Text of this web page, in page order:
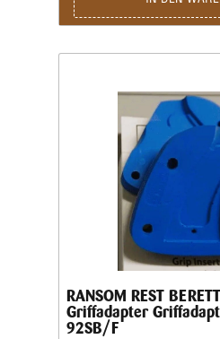
Waffenmodell vorgesehenen
verwenden. Das Produktbild
RANSOM REST
Griffadapter
92SB/F